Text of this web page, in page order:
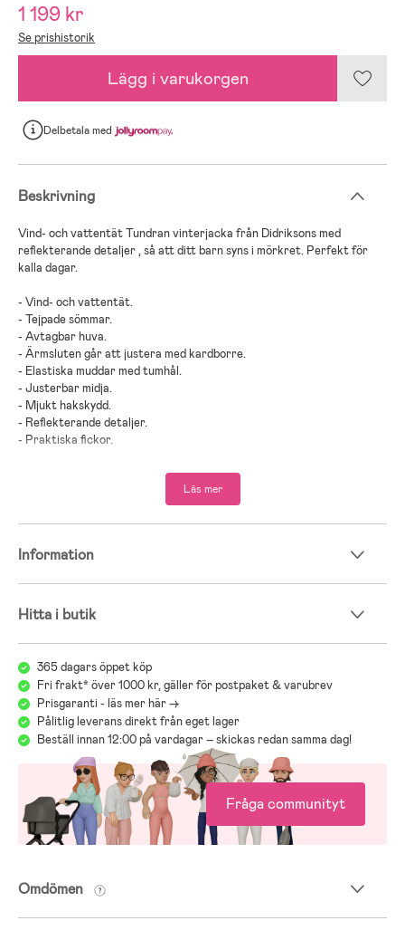
1 199 kr
Se prishistorik
Lägg i varukorgen
Delbetalamed
Beskrivning
Vind- och vattentät Tundran vinterjacka från Didriksons med
reflekterande detaljer , så att ditt barn syns i mörkret. Perfekt för
kalla dagar.
- Vind- och vattentät.
- Tejpade sömmar.
- Avtagbar huva.
- Ärmsluten går att justera med kardborre.
- Elastiska muddar med tumhål.
- Justerbar midja.
- Mjukt hakskydd.
- Reflekterande detaljer.
- Praktiska fickor.
- Med funktionen Extend Size kan du förlänga ärmarna upp till en
storlek allt eftersom ditt barn växer.
- Skal: 100 % polyester.
- Vaddering: 100 % polyester.
Läs mer
Information
Hitta i butik
365 dagars öppet köp
Fri frakt* över 1000 kr, gäller för postpaket & varubrev
Prisgaranti - läs mer här ->
Pålitlig leverans direkt från eget lager
Beställ innan 12:00 på vardagar – skickas redan samma dag!
Fråga communityt
Omdömen